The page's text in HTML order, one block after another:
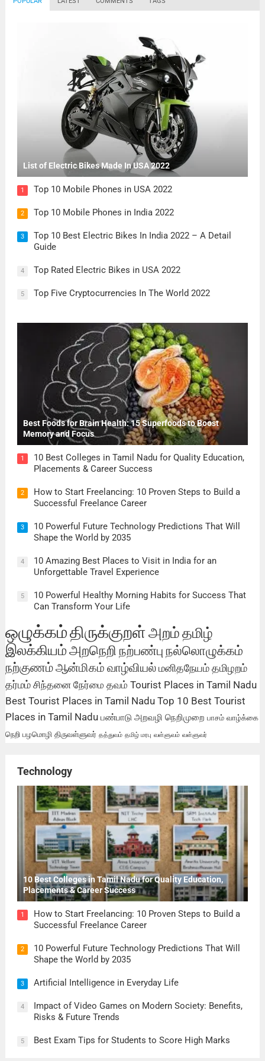
List of Electric Bikes Made In USA 2022
1 Top 10 Mobile Phones in USA 2022
2 Top 10 Mobile Phones in India 2022
3
Top 10 Best Electric Bikes In India 2022 – A Detail
Guide
4 Top Rated Electric Bikes in USA 2022
5 Top Five Cryptocurrencies In The World 2022
Best Foods for Brain Health: 15 Superfoods to Boost
Memory and Focus
1
10 Best Colleges in Tamil Nadu for Quality Education,
Placements & Career Success
2
How to Start Freelancing: 10 Proven Steps to Build a
Successful Freelance Career
3
10 Powerful Future Technology Predictions That Will
Shape the World by 2035
4
10 Amazing Best Places to Visit in India for an
Unforgettable Travel Experience
5
10 Powerful Healthy Morning Habits for Success That
Can Transform Your Life
ஒழுக்கம்திருக்குறள்அறம்தமிழ்
இலக்கியம்அறநெறி நற்பண்பு நல்லொழுக்கம்
நற்குணம்ஆன்மிகம் வாழ்வியல்மனிதநேயம்தமிழறம்
தர்மம் சிந்தனை நேர்மை தவம் Tourist Places in Tamil Nadu
Best Tourist Places in Tamil Nadu Top 10 Best Tourist
Places in Tamil Nadu பண்பாடு அறவழி நெறிமுறை பாசம் வாழ்க்கை
நெறி பழமொழி திருவள்ளுவர் தத்துவம் தமிழ் மரபு வள்ளுவம் வள்ளுவர்
Technology
10 Best Colleges in Tamil Nadu for Quality Education,
Placements & Career Success
1
How to Start Freelancing: 10 Proven Steps to Build a
Successful Freelance Career
2
10 Powerful Future Technology Predictions That Will
Shape the World by 2035
3 Artificial Intelligence in Everyday Life
4
Impact of Video Games on Modern Society: Benefits,
Risks & Future Trends
5 Best Exam Tips for Students to Score High Marks